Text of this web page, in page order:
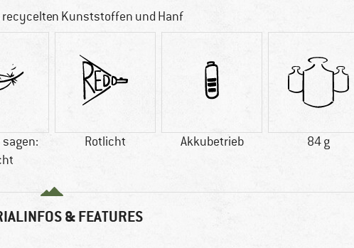
recycelten Kunststoffen und Hanf
Rotlicht Akkubetrieb 84 g
& FEATURES